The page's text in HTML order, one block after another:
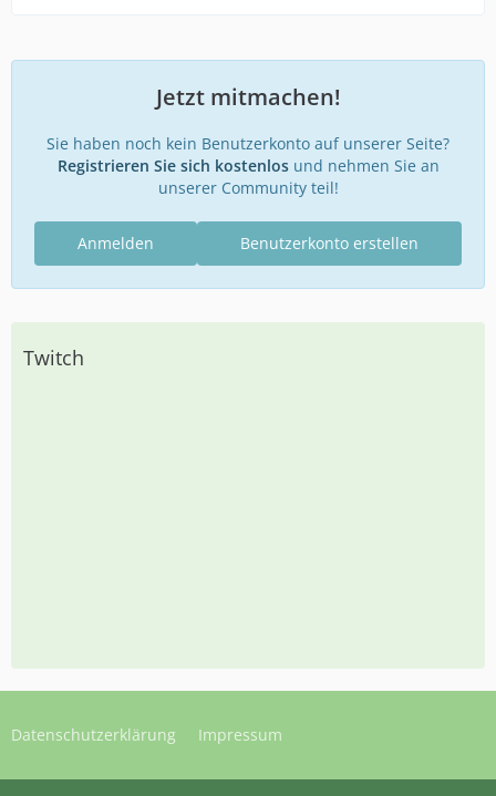
Jetzt mitmachen!
Sie haben noch kein Benutzerkonto auf unserer Seite?
Registrieren Sie sich kostenlosund nehmen Sie an
unserer Community teil!
Benutzerkonto erstellen
Anmelden
Twitch
Datenschutzerklärung Impressum